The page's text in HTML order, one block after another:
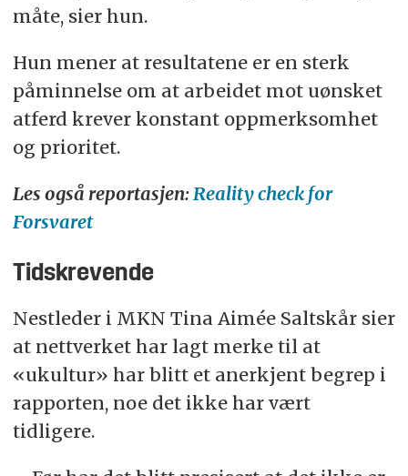
måte, sier hun.
Hun mener at resultatene er en sterk
påminnelse om at arbeidet mot uønsket
atferd krever konstant oppmerksomhet
og prioritet.
Les også reportasjen: Reality check for
Forsvaret
Tidskrevende
Nestleder i MKN Tina Aimée Saltskår sier
at nettverket har lagt merke til at
«ukultur» har blitt et anerkjent begrep i
rapporten, noe det ikke har vært
tidligere.